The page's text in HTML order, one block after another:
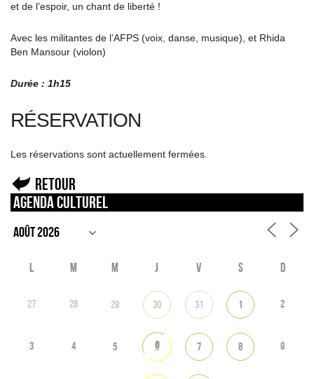
et de l’espoir, un chant de liberté !
Avec les militantes de l’AFPS (voix, danse, musique), et Rhida
Ben Mansour (violon)
Durée : 1h15
RÉSERVATION
Les réservations sont actuellement fermées.
Retour
Agenda culturel
L M M J V S D
27 28 29 30 31 1 2
3 4 5 6 7 8 9